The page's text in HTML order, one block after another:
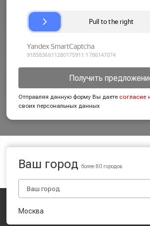
Получить
Отправляя данную форму Вы даетесогласие
своих персональных данных
Ваш городболее 80 городов
Москва